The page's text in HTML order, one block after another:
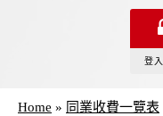
登
Home » 同業收費一覽表